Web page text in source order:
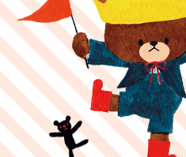
う 家庭科部